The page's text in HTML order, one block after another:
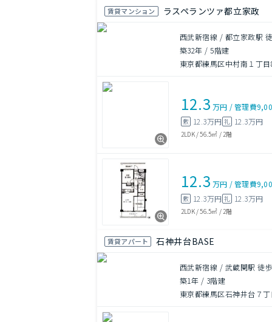
賃貸マンション ラスペランツァ都立家政
西武新宿線 / 都立家政駅
築32年 /5階建
東京都練馬区中村南１丁
12.3 万円 /管理費
敷 12.3万円 礼 12.3万円
2LDK/56.5㎡ / 2階
12.3 万円 /管理費
敷 12.3万円 礼 12.3万円
2LDK/56.5㎡ / 2階
賃貸アパート 石神井台BASE
西武新宿線 / 武蔵関駅 徒
築1年 / 3階建
東京都練馬区石神井台７丁